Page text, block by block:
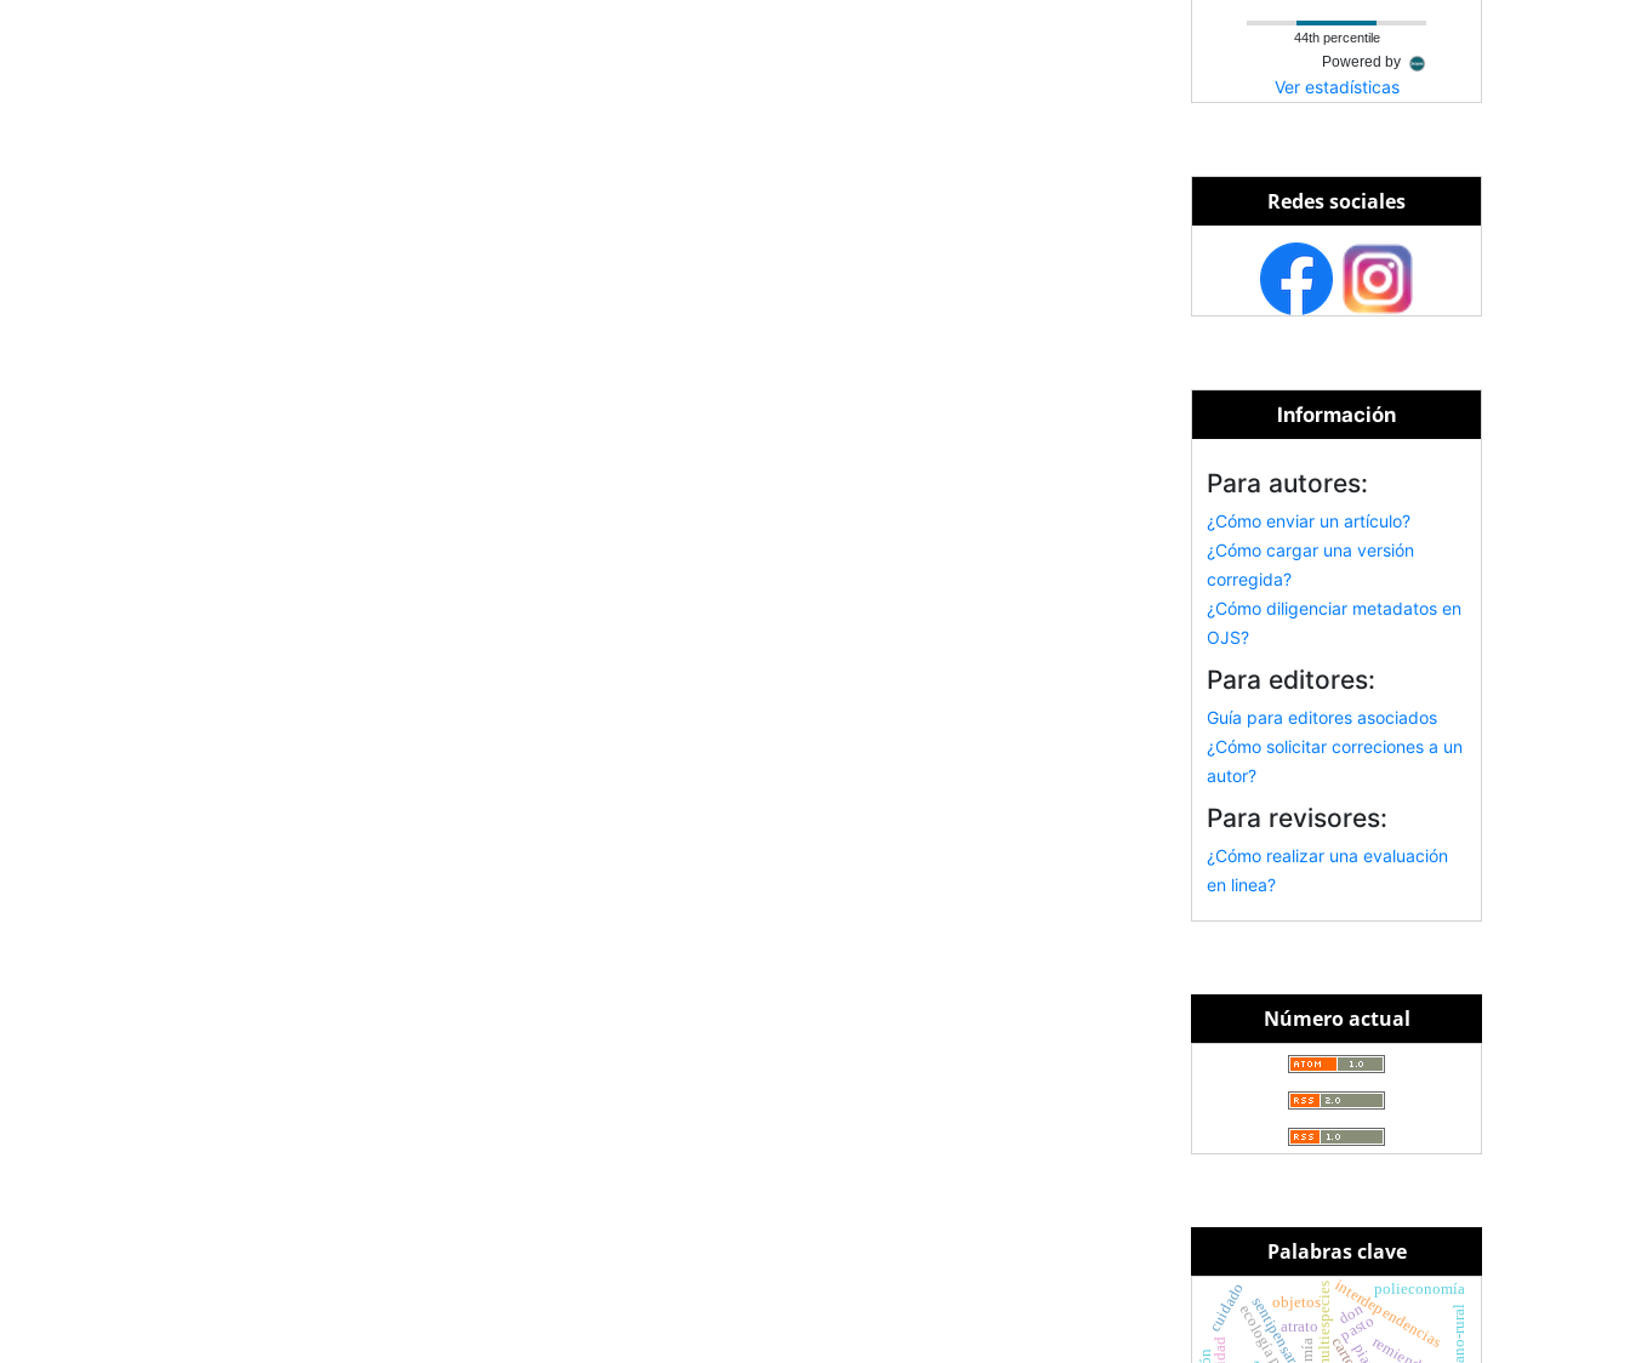
44th percentile
Powered by
Ver estadísticas
Redes sociales
Información
Para autores:
¿Cómo enviar un artículo?
¿Cómo cargar una versión
corregida?
¿Cómo diligenciar metadatos en
OJS?
Para editores:
Guía para editores asociados
¿Cómo solicitar correciones a un
autor?
Para revisores:
¿Cómo realizar una evaluación
en linea?
Número actual
Palabras clave
sentipensar interdependencias
atrato
polieconomía
pasto
cuidado don
objetos